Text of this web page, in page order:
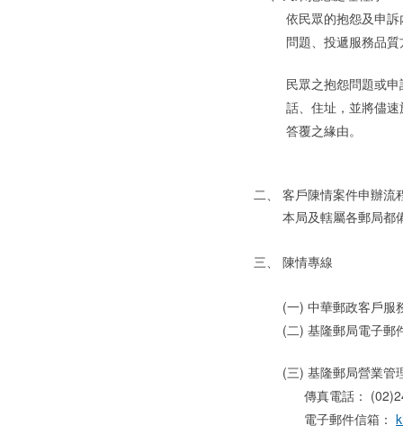
依民眾的抱怨及申
問題、投遞服務品
民眾之抱怨問題或
話、住址，並將儘
答覆之緣由。
二、
客戶陳情案件申辦流
本局及轄屬各郵局都
三、 陳情專線
(一) 中華郵政客戶服
(二) 基隆郵局電子郵
(三) 基隆郵局營業管
傳真電話：
電子郵件信箱：